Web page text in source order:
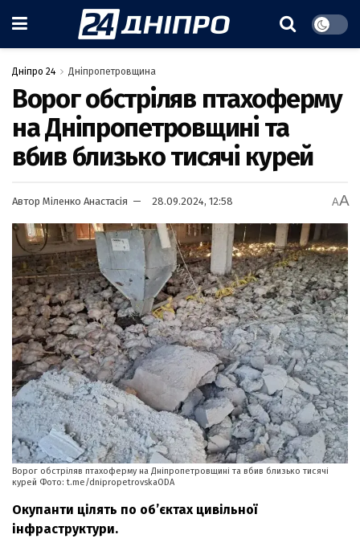
Дніпро 24 Дніпропетровщина
Ворог обстріляв птахоферму
на Дніпропетровщині та
вбив близько тисячі курей
Автор Міленко Анастасія 28.09.2024, 12:58 AA
Ворог обстріляв птахоферму на Дніпропетровщині та вбив близько тисячі
курей Фото: t.me/dnipropetrovskaODA
Окупанти цілять по обʼєктах цивільної
інфраструктури.